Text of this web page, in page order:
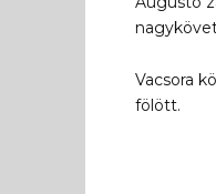
Vacsora
fölött.